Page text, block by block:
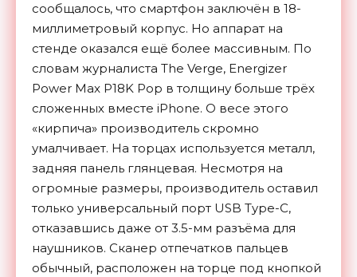
сообщалось, что смартфон заключён в 18-
миллиметровый корпус. Но аппарат на
стенде оказался ещё более массивным. По
словам журналиста The Verge, Energizer
Power Max P18K Pop в толщину больше трёх
сложенных вместе iPhone. О весе этого
«кирпича» производитель скромно
умалчивает. На торцах используется металл,
задняя панель глянцевая. Несмотря на
огромные размеры, производитель оставил
только универсальный порт USB Type-C,
отказавшись даже от 3.5-мм разъёма для
наушников. Сканер отпечатков пальцев
обычный, расположен на торце под кнопкой